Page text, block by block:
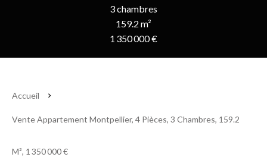
3 chambres
159.2 m²
1 350 000 €
Accueil
Vente Appartement Montpellier, 4 Pièces, 3 Chambres, 159.2
M², 1 350 000 €